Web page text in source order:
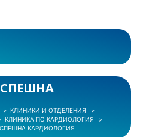
КЛИНИКИ И ОТДЕЛЕНИЯ
КЛИНИКА ПО КАРДИОЛОГИЯ
КАРДИОЛОГИЯ